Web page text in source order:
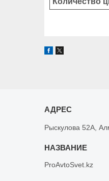
Рыскулова 52А,
ProAvtoSvet.kz